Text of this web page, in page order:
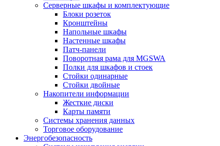
Серверные шкафы и комплектующие
Блоки розеток
Кронштейны
Напольные шкафы
Настенные шкафы
Патч-панели
Поворотная рама для MGSWA
Полки для шкафов и стоек
Стойки одинарные
Стойки двойные
Накопители информации
Жесткие диски
Карты памяти
Системы хранения данных
Торговое оборудование
Энергобезопасность